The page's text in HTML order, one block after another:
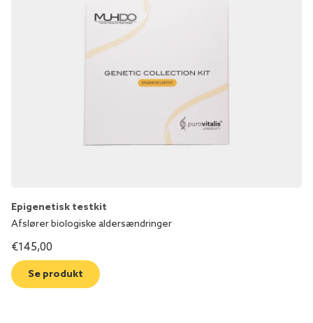
Epigenetisk testkit
Afslører biologiske aldersændringer
€145,00
Se produkt